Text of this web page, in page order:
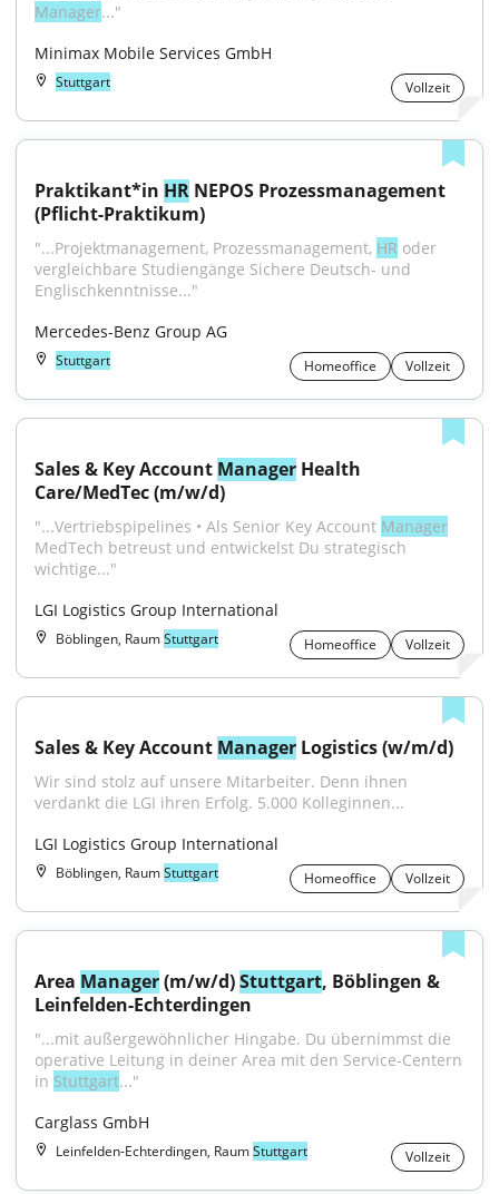
Manager..."
Minimax Mobile Services GmbH
Stuttgart Vollzeit
Praktikant*in HR NEPOS Prozessmanagement
(Pflicht-Praktikum)
"...Projektmanagement, Prozessmanagement, HR oder
vergleichbare Studiengänge Sichere Deutsch- und
Englischkenntnisse..."
Mercedes-Benz Group AG
Stuttgart Homeoffice Vollzeit
Sales & Key Account Manager Health
Care/MedTec (m/w/d)
"...Vertriebspipelines • Als Senior Key Account Manager
MedTech betreust und entwickelst Du strategisch
wichtige..."
LGI Logistics Group International
Böblingen, RaumStuttgart Homeoffice Vollzeit
Sales & Key Account Manager Logistics (w/m/d)
Wir sind stolz auf unsere Mitarbeiter. Denn ihnen
verdankt die LGI ihren Erfolg. 5.000 Kolleginnen...
LGI Logistics Group International
Böblingen, RaumStuttgart Homeoffice Vollzeit
Area Manager (m/w/d) Stuttgart, Böblingen &
Leinfelden-Echterdingen
"...mit außergewöhnlicher Hingabe. Du übernimmst die
operative Leitung in deiner Area mit den Service-Centern
in Stuttgart..."
Carglass GmbH
Leinfelden-Echterdingen, RaumStuttgart Vollzeit